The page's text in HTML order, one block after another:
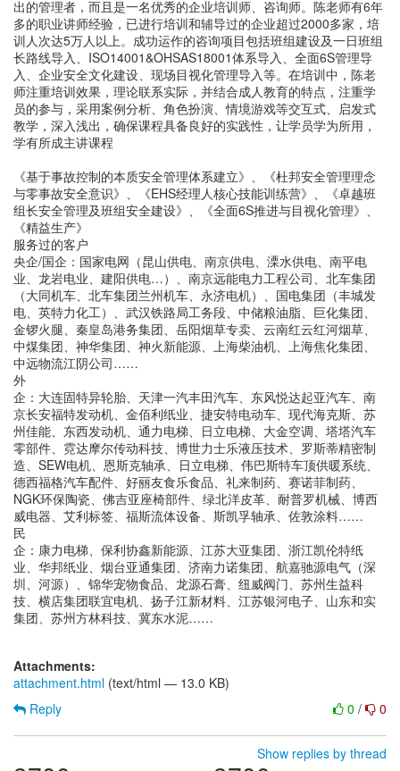
出的管理者，而且是一名优秀的企业培训师、咨询师。陈老师有6年
多的职业讲师经验，已进行培训和辅导过的企业超过2000多家，培
训人次达5万人以上。成功运作的咨询项目包括班组建设及一日班组
长路线导入、ISO14001&OHSAS18001体系导入、全面6S管理导
入、企业安全文化建设、现场目视化管理导入等。在培训中，陈老
师注重培训效果，理论联系实际，并结合成人教育的特点，注重学
员的参与，采用案例分析、角色扮演、情境游戏等交互式、启发式
教学，深入浅出，确保课程具备良好的实践性，让学员学为所用，
学有所成主讲课程
《基于事故控制的本质安全管理体系建立》、《杜邦安全管理理念
与零事故安全意识》、《EHS经理人核心技能训练营》、《卓越班
组长安全管理及班组安全建设》、《全面6S推进与目视化管理》、
《精益生产》
服务过的客户
央企/国企：国家电网（昆山供电、南京供电、溧水供电、南平电
业、龙岩电业、建阳供电…）、南京远能电力工程公司、北车集团
（大同机车、北车集团兰州机车、永济电机）、国电集团（丰城发
电、英特力化工）、武汉铁路局工务段、中储粮油脂、巨化集团、
金锣火腿、秦皇岛港务集团、岳阳烟草专卖、云南红云红河烟草、
中煤集团、神华集团、神火新能源、上海柴油机、上海焦化集团、
中远物流江阴公司……
外
企：大连固特异轮胎、天津一汽丰田汽车、东风悦达起亚汽车、南
京长安福特发动机、金佰利纸业、捷安特电动车、现代海克斯、苏
州佳能、东西发动机、通力电梯、日立电梯、大金空调、塔塔汽车
零部件、霓达摩尔传动科技、博世力士乐液压技术、罗斯蒂精密制
造、SEW电机、恩斯克轴承、日立电梯、伟巴斯特车顶供暖系统、
德西福格汽车配件、好丽友食乐食品、礼来制药、赛诺菲制药、
NGK环保陶瓷、佛吉亚座椅部件、绿北洋皮革、耐普罗机械、博西
威电器、艾利标签、福斯流体设备、斯凯孚轴承、佐敦涂料……
民
企：康力电梯、保利协鑫新能源、江苏大亚集团、浙江凯伦特纸
业、华邦纸业、烟台亚通集团、济南力诺集团、航嘉驰源电气（深
圳、河源）、锦华宠物食品、龙源石膏、纽威阀门、苏州生益科
技、横店集团联宜电机、扬子江新材料、江苏银河电子、山东和实
集团、苏州方林科技、冀东水泥……
Attachments:
attachment.html (text/html — 13.0 KB)
0 / 0
Reply
Show replies by thread